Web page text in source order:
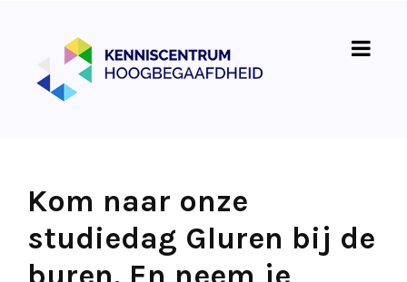
Kom naar onze
studiedag Gluren bij de